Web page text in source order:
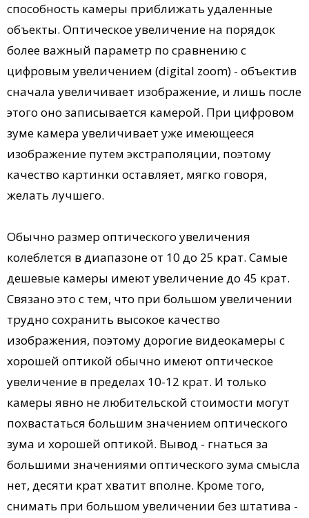
способность камеры приближать удаленные
объекты. Оптическое увеличение на порядок
более важный параметр по сравнению с
цифровым увеличением (digital zoom) - объектив
сначала увеличивает изображение, и лишь после
этого оно записывается камерой. При цифровом
зуме камера увеличивает уже имеющееся
изображение путем экстраполяции, поэтому
качество картинки оставляет, мягко говоря,
желать лучшего.
Обычно размер оптического увеличения
колеблется в диапазоне от 10 до 25 крат. Самые
дешевые камеры имеют увеличение до 45 крат.
Связано это с тем, что при большом увеличении
трудно сохранить высокое качество
изображения, поэтому дорогие видеокамеры с
хорошей оптикой обычно имеют оптическое
увеличение в пределах 10-12 крат. И только
камеры явно не любительской стоимости могут
похвастаться большим значением оптического
зума и хорошей оптикой. Вывод - гнаться за
большими значениями оптического зума смысла
нет, десяти крат хватит вполне. Кроме того,
снимать при большом увеличении без штатива -